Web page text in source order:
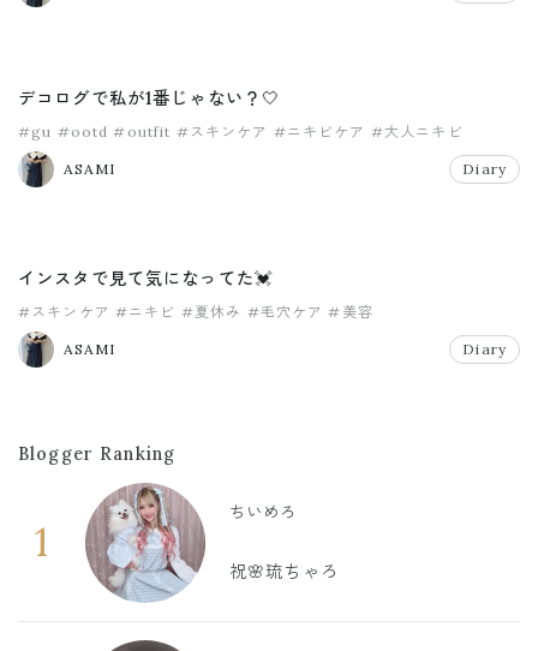
デコログで私が1番じゃない？🤍
#gu #ootd #outfit #スキンケア #ニキビケア #大人ニキビ
ASAMI Diary
インスタで見て気になってた💓
#スキンケア #ニキビ #夏休み #毛穴ケア #美容
ASAMI Diary
Blogger Ranking
1
ちいめろ
祝🌸琉ちゃろ